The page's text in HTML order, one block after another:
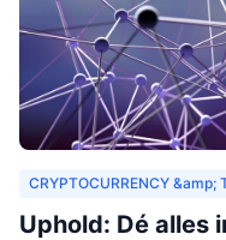
CRYPTOCURRENCY &amp;
Uphold: Dé alles